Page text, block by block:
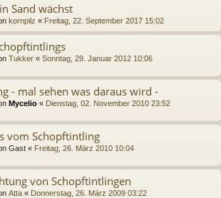
Sand wächst
kornpilz « Freitag, 22. September 2017 15:02
Tukker « Sonntag, 29. Januar 2012 10:06
- mal sehen was daraus wird -
Mycelio « Dienstag, 02. November 2010 23:52
vom Schopftintling
Gast « Freitag, 26. März 2010 10:04
von Schopftintlingen
Atta « Donnerstag, 26. März 2009 03:22